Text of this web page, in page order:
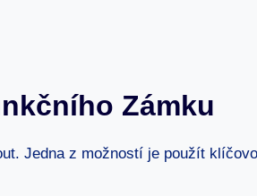
Zámku
Jedna z možností je použít